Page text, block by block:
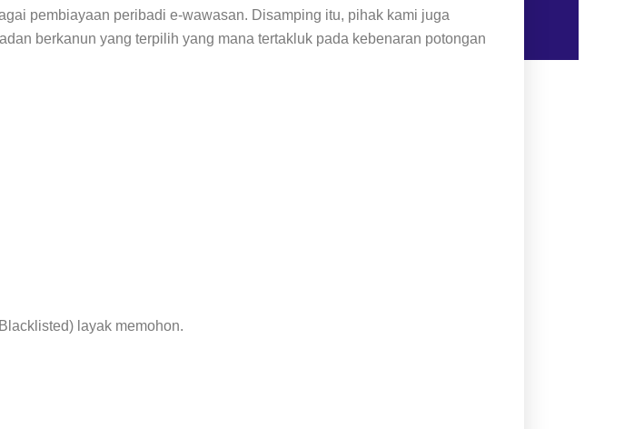
pembiayaan peribadi e-wawasan. Disamping itu, pihak kami juga
berkanun yang terpilih yang mana tertakluk pada kebenaran potongan
layak memohon.